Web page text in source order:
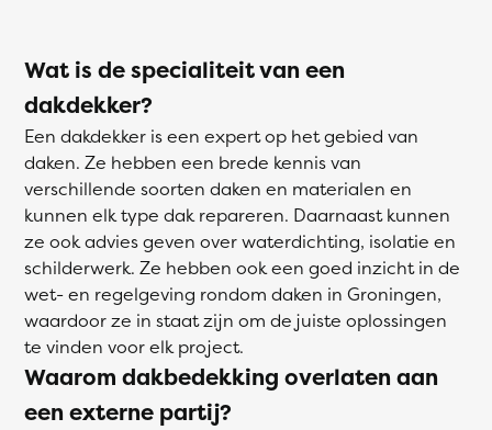
Wat is de specialiteit van een
dakdekker?
Een dakdekker is een expert op het gebied van
daken. Ze hebben een brede kennis van
verschillende soorten daken en materialen en
kunnen elk type dak repareren. Daarnaast kunnen
ze ook advies geven over waterdichting, isolatie en
schilderwerk. Ze hebben ook een goed inzicht in de
wet- en regelgeving rondom daken in Groningen,
waardoor ze in staat zijn om de juiste oplossingen
te vinden voor elk project.
Waarom dakbedekking overlaten aan
een externe partij?